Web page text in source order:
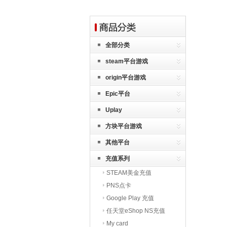
全部分类
steam平台游戏
origin平台游戏
Epic平台
Uplay
方块平台游戏
其他平台
充值系列
STEAM美金充值
PNS点卡
Google Play 充值
任天堂eShop NS充值
My card